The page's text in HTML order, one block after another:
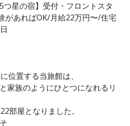
つ星の宿】受付・フロントスタ
があればOK/月給22万円〜/住宅
位置する当旅館は、
家族のようにひとつになれるリ
部屋となりました。